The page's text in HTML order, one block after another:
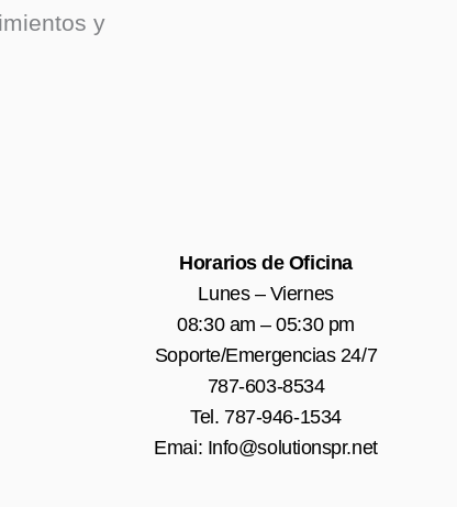
y
Horarios de Oficina
Lunes – Viernes
08:30 am – 05:30 pm
Soporte/Emergencias 24/7
787-603-8534
Tel. ‪787-946-1534
Emai: Info@solutionspr.net